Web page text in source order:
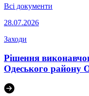
Всі документи
28.07.2026
Заходи
Рішення
Одеського району